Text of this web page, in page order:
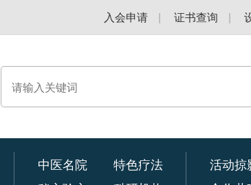
入会申请 | 证书查询 |
中医名院
特色疗法
活动掠